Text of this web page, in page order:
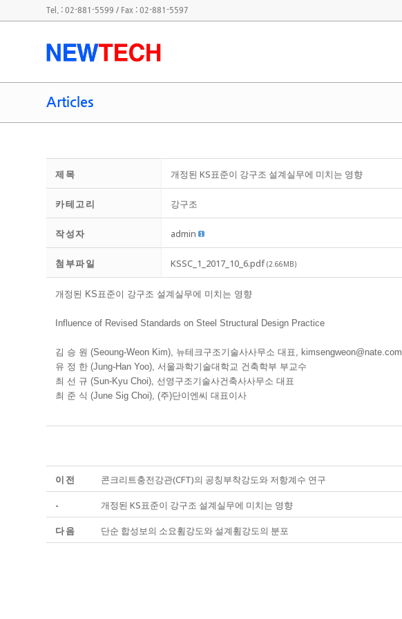
Tel. : 02-881-5599 / Fax : 02-881-5597
Articles
제목 개정된 KS표준이 강구조 설계실무에 미치는 영향
카테고리 강구조
작성자 admin
첨부파일 KSSC_1_2017_10_6.pdf(2.66MB)
개정된 KS표준이 강구조 설계실무에 미치는 영향
Influence of Revised Standards on Steel Structural Design Practice
김 승 원 (Seoung-Weon Kim), 뉴테크구조기술사사무소 대표, kimsengweon@nate.com
유 정 한 (Jung-Han Yoo), 서울과학기술대학교 건축학부 부교수
최 선 규 (Sun-Kyu Choi), 선영구조기술사건축사사무소 대표
최 준 식 (June Sig Choi), (주)단이엔씨 대표이사
이전 콘크리트충전강관(CFT)의 공칭부착강도와 저항계수 연구
- 개정된 KS표준이 강구조 설계실무에 미치는 영향
다음 단순 합성보의 소요휨강도와 설계휨강도의 분포